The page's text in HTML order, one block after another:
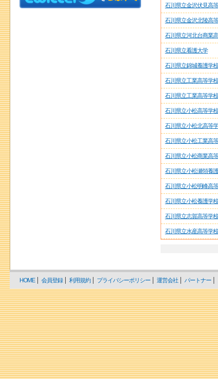
石川県立金沢伏見高
石川県立金沢北陵高
石川県立河北台商業
石川県立看護大学
石川県立錦城養護学校
石川県立工業高等学校
石川県立工業高等学
石川県立小松高等学校
石川県立小松北高等
石川県立小松工業高
石川県立小松商業高
石川県立小松瀬領養
石川県立小松明峰高
石川県立小松養護学校
石川県立志賀高等学校
石川県立水産高等学校
HOME 会員登録 利用規約 プライバシーポリシー 運営会社 パートナー